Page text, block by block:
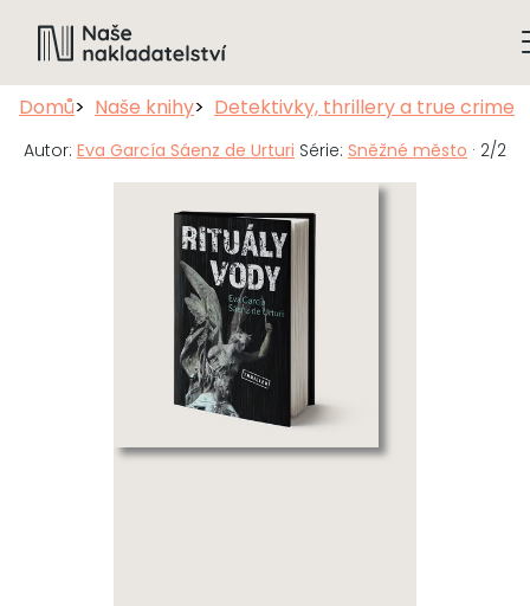
Domů Naše knihy Detektivky, thrillery a true crime
Autor: Eva García Sáenz de Urturi Série: Sněžné město · 2/2